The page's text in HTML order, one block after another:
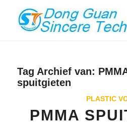
Tag Archief van:
spuitgieten
PLASTIC
PMMA